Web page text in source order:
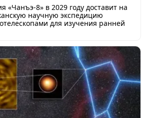
«Чанъэ-8» в 2029 году доставит на
научную экспедицию
для изучения ранней